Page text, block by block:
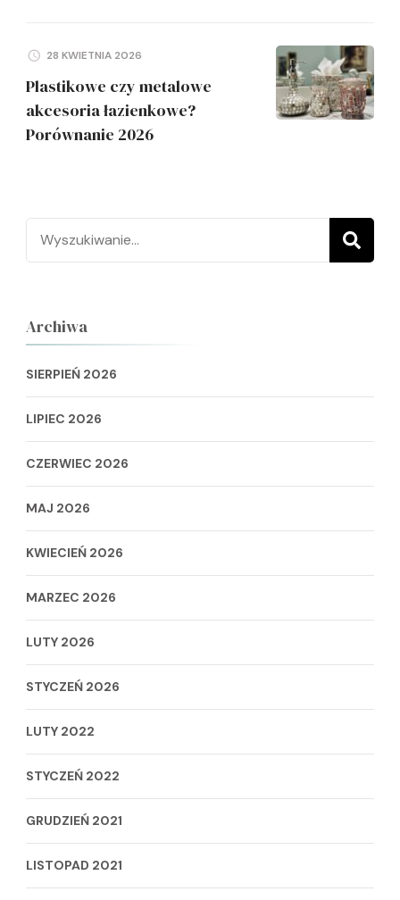
28 KWIETNIA 2026
Plastikowe czy metalowe
akcesoria łazienkowe?
Porównanie 2026
Szukaj:
Archiwa
SIERPIEŃ 2026
LIPIEC 2026
CZERWIEC 2026
MAJ 2026
KWIECIEŃ 2026
MARZEC 2026
LUTY 2026
STYCZEŃ 2026
LUTY 2022
STYCZEŃ 2022
GRUDZIEŃ 2021
LISTOPAD 2021